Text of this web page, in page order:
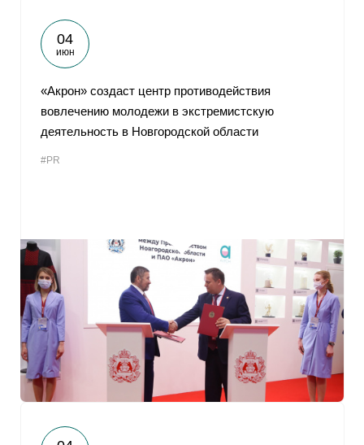
04
июн
«Акрон» создаст центр противодействия
вовлечению молодежи в экстремистскую
деятельность в Новгородской области
#PR